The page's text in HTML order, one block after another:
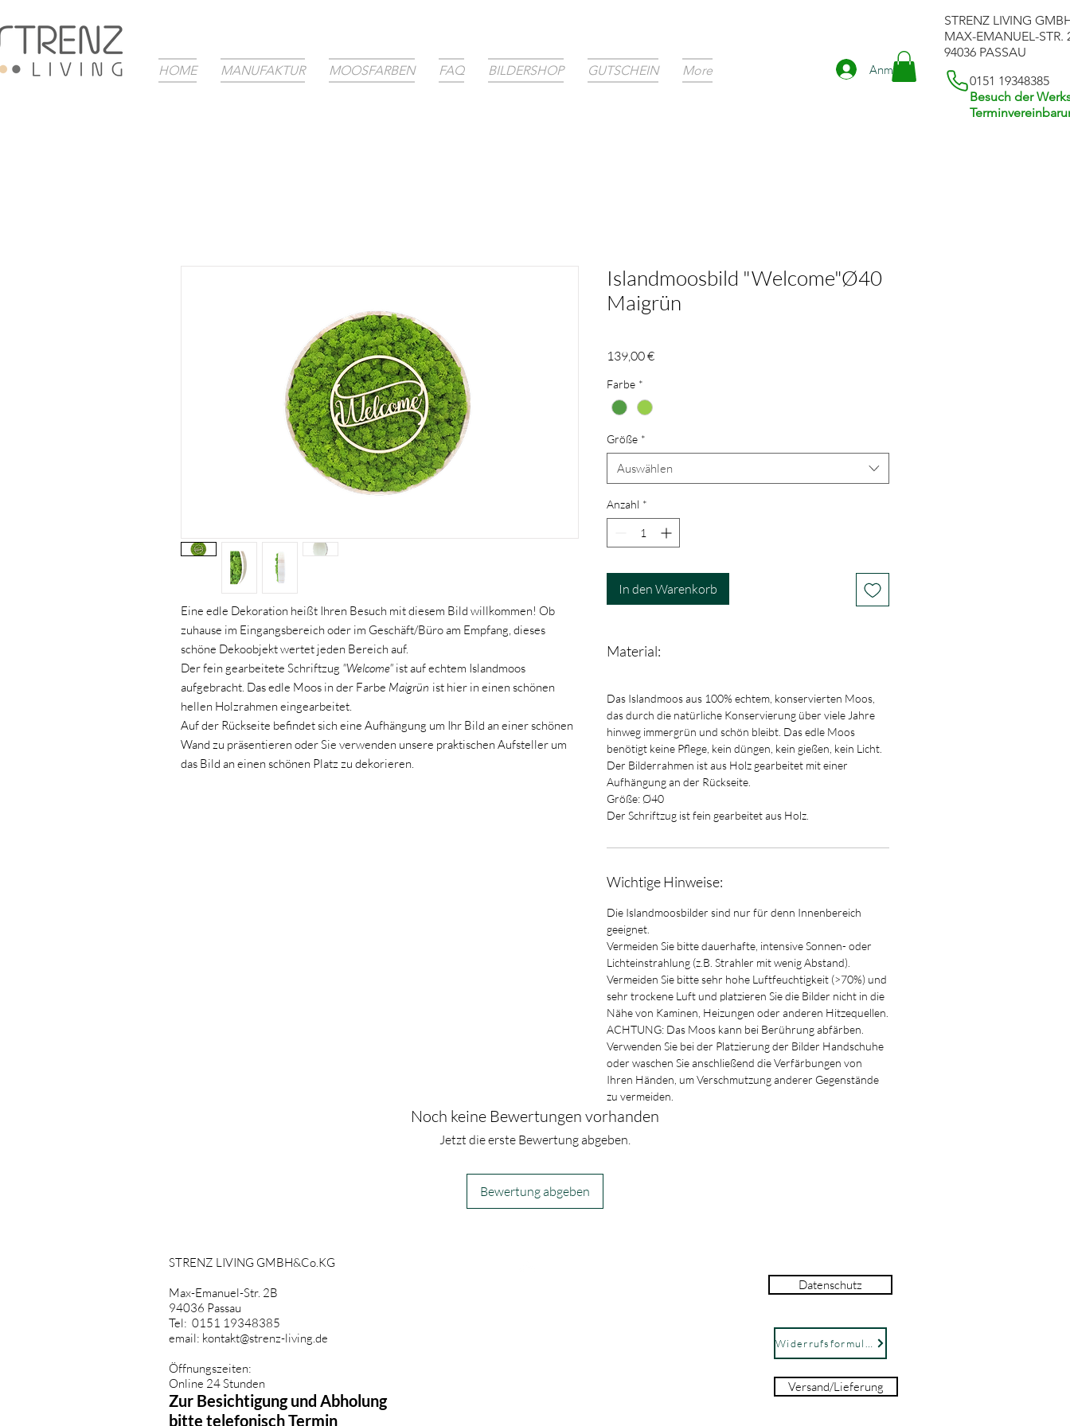
HOME MANUFAKTUR MOOSFARBEN FAQ BILDERSHOP GUTSCHEIN More Anmelden
STRENZ LIVING
MAX-EMANUEL-STR.
94036 PASSAU
0151 19348385
Besuch der
Eine edle Dekoration heißt Ihren Besuch mit diesem Bild willkommen! Ob
zuhause im Eingangsbereich oder im Geschäft/Büro am Empfang, dieses
schöne Dekoobjekt wertet jeden Bereich auf.
Der fein gearbeitete Schriftzug "Welcome" ist auf echtem Islandmoos
aufgebracht. Das edle Moos in der Farbe Maigrün ist hier in einen schönen
hellen Holzrahmen eingearbeitet.
Auf der Rückseite befindet sich eine Aufhängung um Ihr Bild an einer schönen
Wand zu präsentieren oder Sie verwenden unsere praktischen Aufsteller um
das Bild an einen schönen Platz zu dekorieren.
Islandmoosbild "Welcome"Ø40
Maigrün
139,00 €Preis
Farbe *
Größe *
Auswählen
Anzahl *
In den Warenkorb
Material:
Das Islandmoos aus 100% echtem, konservierten Moos,
das durch die natürliche Konservierung über viele Jahre
hinweg immergrün und schön bleibt. Das edle Moos
benötigt keine Pflege, kein düngen, kein gießen, kein Licht.
Der Bilderrahmen ist aus Holz gearbeitet mit einer
Aufhängung an der Rückseite.
Größe: Ø40
Der Schriftzug ist fein gearbeitet aus Holz.
Wichtige Hinweise:
Die Islandmoosbilder sind nur für denn Innenbereich
geeignet.
Vermeiden Sie bitte dauerhafte, intensive Sonnen- oder
Lichteinstrahlung (z.B. Strahler mit wenig Abstand).
Vermeiden Sie bitte sehr hohe Luftfeuchtigkeit (>70%) und
sehr trockene Luft und platzieren Sie die Bilder nicht in die
Nähe von Kaminen, Heizungen oder anderen Hitzequellen.
ACHTUNG: Das Moos kann bei Berührung abfärben.
Verwenden Sie bei der Platzierung der Bilder Handschuhe
oder waschen Sie anschließend die Verfärbungen von
Ihren Händen, um Verschmutzung anderer Gegenstände
zu vermeiden.
Noch keine Bewertungen vorhanden
Jetzt die erste Bewertung abgeben.
Bewertung abgeben
STRENZ LIVING GMBH&Co.KG
Max-Emanuel-Str. 2B
94036 Passau
Tel: 0151 19348385
email: kontakt@strenz-living.de
Öffnungszeiten:
Online 24 Stunden
Zur Besichtigung und Abholung
bitte telefonisch Termin
Datenschutz
Versand/Lieferung